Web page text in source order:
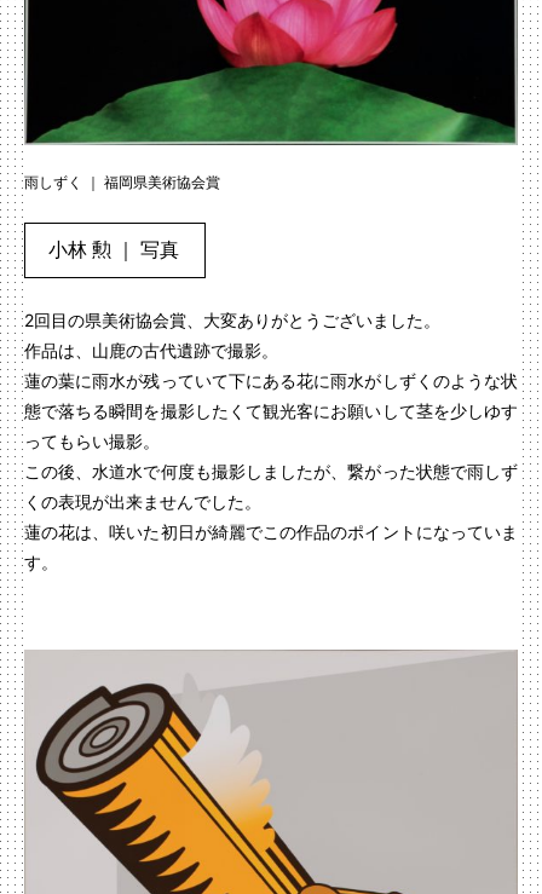
雨しずく ｜ 福岡県美術協会賞
小林 勲 ｜ 写真
2回目の県美術協会賞、大変ありがとうございました。
作品は、山鹿の古代遺跡で撮影。
蓮の葉に雨水が残っていて下にある花に雨水がしずくのような状
態で落ちる瞬間を撮影したくて観光客にお願いして茎を少しゆす
ってもらい撮影。
この後、水道水で何度も撮影しましたが、繋がった状態で雨しず
くの表現が出来ませんでした。
蓮の花は、咲いた初日が綺麗でこの作品のポイントになっていま
す。